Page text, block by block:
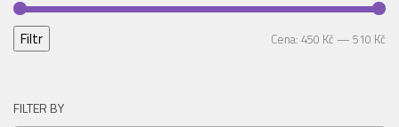
Filtr Cena: 450 Kč — 510 Kč
FILTER BY